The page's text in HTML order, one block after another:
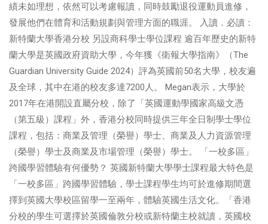
績未如理想，依然可以考慮報讀，同時鼓勵退役運動員進修，
發展他們在體育和活動規劃與管理方面的職涯。 入讀．必讀：
新特蘭大學香港分校 另設商科學士學位課程 逾百年歷史的新特
蘭大學是英國政府資助大學，今年獲《衛報大學指南》（The
Guardian University Guide 2024）評為英國前50名大學，校友遍
及全球，其中在港的校友多達7200人。 Megan表示，大學於
2017年在港開設直屬分校，除了「英國運動學國家高級文憑
（第五級）課程」外，香港分校同時提供三年全日制學士學位
課程，包括：商業及管理（榮譽）學士、商業及人力資源管理
（榮譽）學士及商業及市場管理（榮譽）學士。 「一校多區」
跨國學習體驗有何優勢？ 英國新特蘭大學學士課程最大特色是
「一校多區」跨國學習體驗，學士課程學生均可於進修期間選
擇到英國大學校區留學一至兩年，體驗英國生活文化。「香港
分校的學生可選擇於英國倫敦分校或新特蘭主校就讀，英國校